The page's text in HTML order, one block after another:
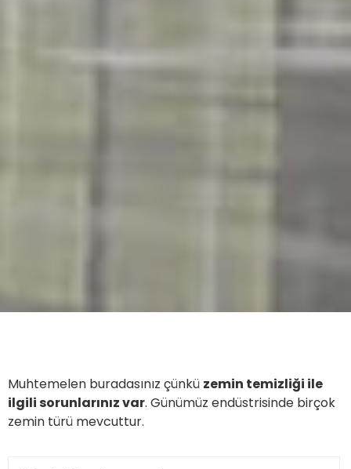
Muhtemelen buradasınız çünkü zemin temizliği ile
ilgili sorunlarınız var. Günümüz endüstrisinde birçok
zemin türü mevcuttur.